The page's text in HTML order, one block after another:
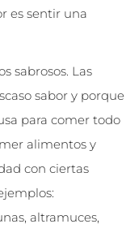
es sentir una
sabrosos. Las
sabor y porque
para comer todo
alimentos y
con ciertas
altramuces,